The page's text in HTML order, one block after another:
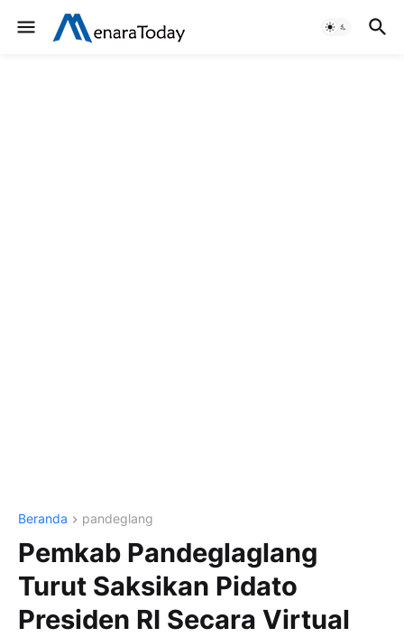
Beranda pandeglang
Pemkab Pandeglaglang
Turut Saksikan Pidato
Presiden RI Secara Virtual